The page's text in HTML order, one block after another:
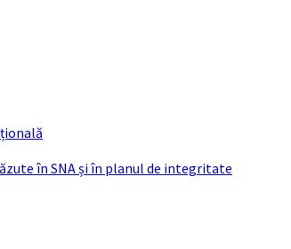
în SNA și în planul de integritate